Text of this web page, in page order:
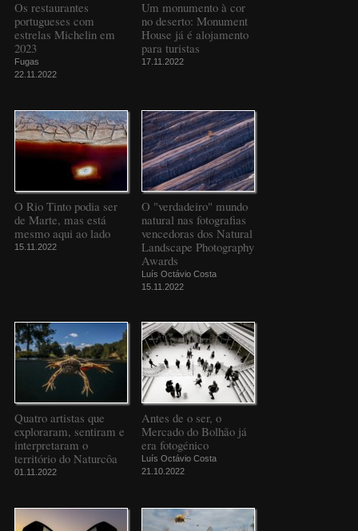
Os restaurantes
portugueses com
estrelas Michelin em
2023
Fugas
22.11.2022
Um monumento à cor
no deserto: Monument
House já é alojamento
para turistas
17.11.2022
O Rio Tinto podia ser
de Marte, mas está
mesmo aqui ao lado
15.11.2022
O "verdadeiro" mundo
natural nas fotografias
vencedoras dos Natural
Landscape Photography
Awards
Luís Octávio Costa
15.11.2022
Quatro artistas que
exploraram, sentiram e
interpretaram o
território do Naturcôa
01.11.2022
Antes de o ser, o
Mercado do Bolhão já
era fotogénico
Luís Octávio Costa
21.10.2022